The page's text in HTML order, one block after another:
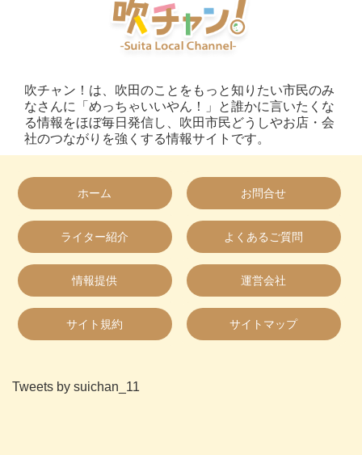
吹チャン！は、吹田のことをもっと知りたい市民のみ
なさんに「めっちゃいいやん！」と誰かに言いたくな
る情報をほぼ毎日発信し、吹田市民どうしやお店・会
社のつながりを強くする情報サイトです。
ホーム お問合せ
ライター紹介 よくあるご質問
情報提供 運営会社
サイト規約 サイトマップ
Tweets by suichan_11